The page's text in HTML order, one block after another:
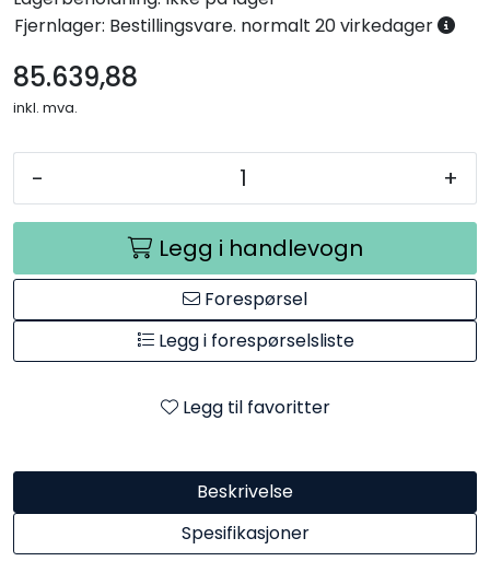
Fjernlager: Bestillingsvare. normalt 20 virkedager
85.639,88
inkl. mva.
- +
Legg i handlevogn
Forespørsel
Legg i forespørselsliste
Legg til favoritter
Beskrivelse
Spesifikasjoner